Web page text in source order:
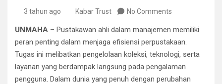
3 tahun ago Kabar Trust No Comments
UNMAHA – Pustakawan ahli dalam manajemen memiliki
peran penting dalam menjaga efisiensi perpustakaan.
Tugas ini melibatkan pengelolaan koleksi, teknologi, serta
layanan yang berdampak langsung pada pengalaman
pengguna. Dalam dunia yang penuh dengan perubahan